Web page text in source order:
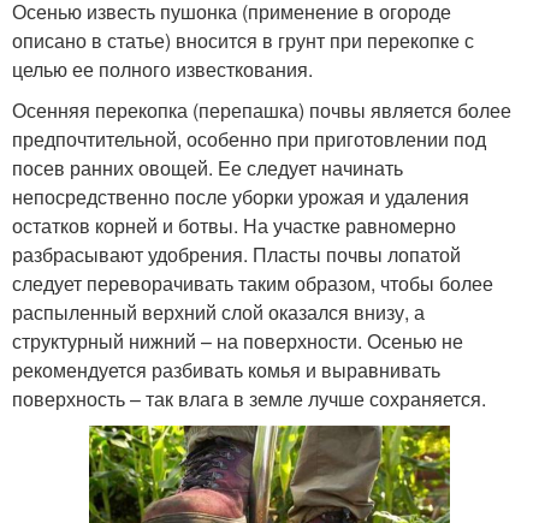
Осенью известь пушонка (применение в огороде
описано в статье) вносится в грунт при перекопке с
целью ее полного известкования.
Осенняя перекопка (перепашка) почвы является более
предпочтительной, особенно при приготовлении под
посев ранних овощей. Ее следует начинать
непосредственно после уборки урожая и удаления
остатков корней и ботвы. На участке равномерно
разбрасывают удобрения. Пласты почвы лопатой
следует переворачивать таким образом, чтобы более
распыленный верхний слой оказался внизу, а
структурный нижний – на поверхности. Осенью не
рекомендуется разбивать комья и выравнивать
поверхность – так влага в земле лучше сохраняется.